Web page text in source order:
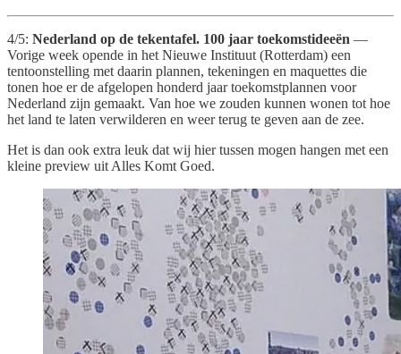
4/5: Nederland op de tekentafel. 100 jaar toekomstideeën —
Vorige week opende in het Nieuwe Instituut (Rotterdam) een
tentoonstelling met daarin plannen, tekeningen en maquettes die
tonen hoe er de afgelopen honderd jaar toekomstplannen voor
Nederland zijn gemaakt. Van hoe we zouden kunnen wonen tot hoe
het land te laten verwilderen en weer terug te geven aan de zee.
Het is dan ook extra leuk dat wij hier tussen mogen hangen met een
kleine preview uit Alles Komt Goed.